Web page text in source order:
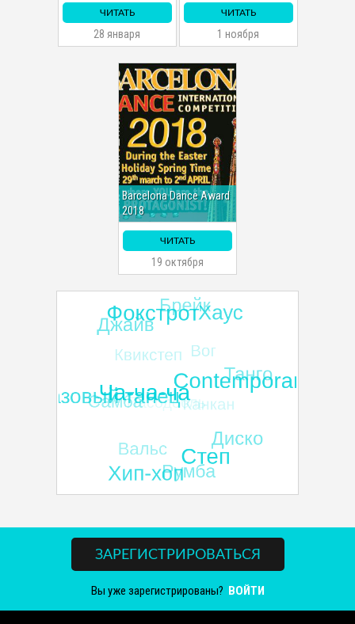
ЧИТАТЬ
28 января
ЧИТАТЬ
1 ноября
Barcelona Dance Award
2018
ЧИТАТЬ
19 октября
ЗАРЕГИСТРИРОВАТЬСЯ
Вы уже зарегистрированы? ВОЙТИ